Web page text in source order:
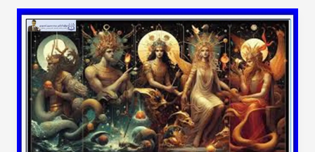
الأسطورة
في
شعر
عبد
الله
البردوني